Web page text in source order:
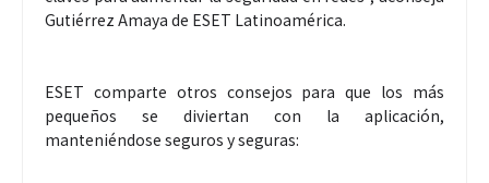
Gutiérrez Amaya de ESET Latinoamérica.
ESET comparte otros consejos para que los más
pequeños se diviertan con la aplicación,
manteniéndose seguros y seguras: